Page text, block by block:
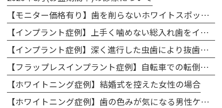
【モニター価格有り】歯を削らないホワイトスポット治療キャンペーンのお知らせ
【インプラント症例】上手く噛めない総入れ歯をインプラントで噛めるように改善
【インプラント症例】深く進行した虫歯により抜歯、インプラントで修復
【フラップレスインプラント症例】自転車での転倒で前歯を折ってしまったケース
【ホワイトニング症例】結婚式を控えた女性の場合
【ホワイトニング症例】歯の色みが気になる男性ケース